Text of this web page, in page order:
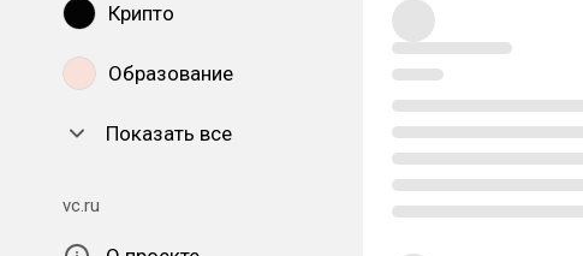
Крипто
Образование
Показать все
vc.ru